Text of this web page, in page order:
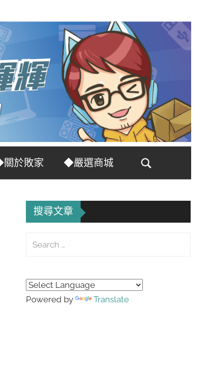
於敗家
◆嚴選商城
Search
搜尋文章
Search
Powered by Translate